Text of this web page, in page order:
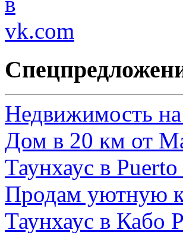
Недвижимость
Дом в 20 км от
Таунхаус в
Продам уютную
Таунхаус в Кабо